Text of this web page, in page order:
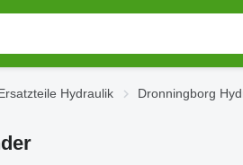
Hydraulik Dronningborg